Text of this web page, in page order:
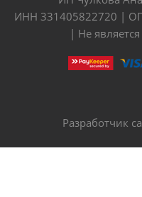
ИНН 331405822720 |
| Не
Разработчик